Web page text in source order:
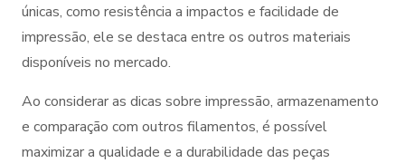
únicas, como resistência a impactos e facilidade de
impressão, ele se destaca entre os outros materiais
disponíveis no mercado.
Ao considerar as dicas sobre impressão, armazenamento
e comparação com outros filamentos, é possível
maximizar a qualidade e a durabilidade das peças